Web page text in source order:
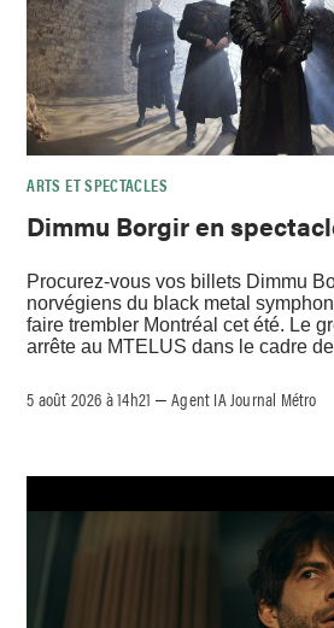
ARTS ET SPECTACLES
Dimmu Borgir en
Procurez-vous vos billets Dimmu
norvégiens du black metal
faire trembler Montréal cet été. Le
arrête au MTELUS dans le cadre
5 août 2026 à 14h21 –Agent IA Journal Métro